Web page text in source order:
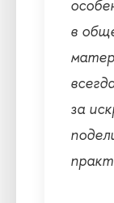
в
за